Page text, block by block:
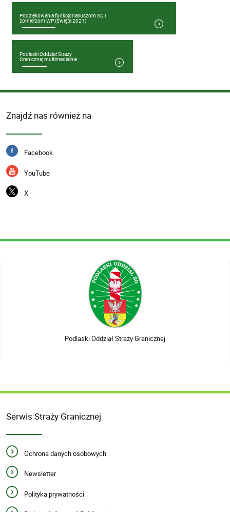
Podziękowania funkcjonariuszom SG i
żołnierzom WP (Święta 2021)
Podlaski Oddział Straży
Granicznej multimedialnie
Znajdź nas również na
Facebook
YouTube
X
Podlaski Oddział Straży Granicznej
Serwis Straży Granicznej
Ochrona danych osobowych
Newsletter
Polityka prywatności